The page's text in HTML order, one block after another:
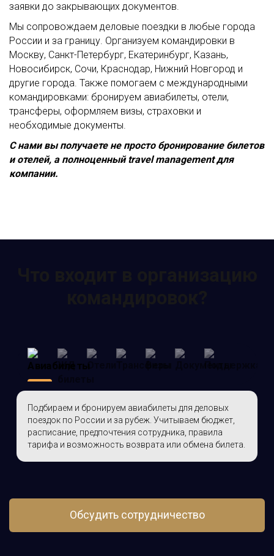
заявки до закрывающих документов.
Мы сопровождаем деловые поездки в любые города
России и за границу. Организуем командировки в
Москву, Санкт-Петербург, Екатеринбург, Казань,
Новосибирск, Сочи, Краснодар, Нижний Новгород и
другие города. Также помогаем с международными
командировками: бронируем авиабилеты, отели,
трансферы, оформляем визы, страховки и
необходимые документы.
С нами вы получаете не просто бронирование билетов
и отелей, а полноценный travel management для
компании.
Подбираем и бронируем авиабилеты для деловых
поездок по России и за рубеж. Учитываем бюджет,
расписание, предпочтения сотрудника, правила
тарифа и возможность возврата или обмена билета.
Обсудить сотрудничество